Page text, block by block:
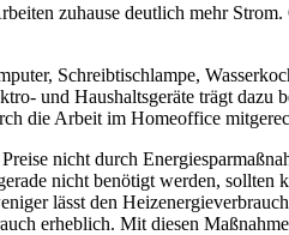
zuhause deutlich mehr
Schreibtischlampe,
und Haushaltsgeräte trägt
die Arbeit im Homeoffice
nicht durch
nicht benötigt werden,
lässt den
erheblich. Mit diesen